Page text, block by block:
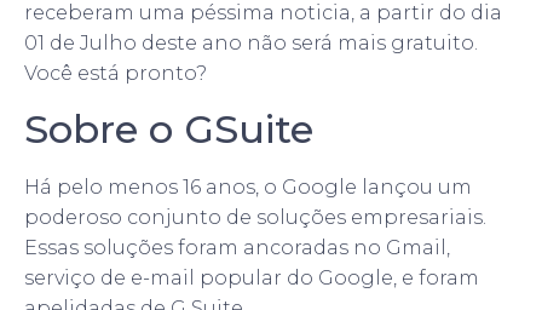
receberam uma péssima noticia, a partir do dia
01 de Julho deste ano não será mais gratuito.
Você está pronto?
Sobre o GSuite
Há pelo menos 16 anos, o Google lançou um
poderoso conjunto de soluções empresariais.
Essas soluções foram ancoradas no Gmail,
serviço de e-mail popular do Google, e foram